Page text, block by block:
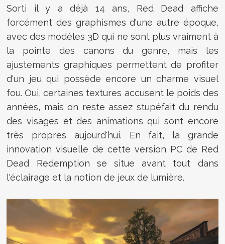
Sorti il y a déjà 14 ans, Red Dead affiche
forcément des graphismes d'une autre époque,
avec des modèles 3D qui ne sont plus vraiment à
la pointe des canons du genre, mais les
ajustements graphiques permettent de profiter
d'un jeu qui possède encore un charme visuel
fou. Oui, certaines textures accusent le poids des
années, mais on reste assez stupéfait du rendu
des visages et des animations qui sont encore
très propres aujourd'hui. En fait, la grande
innovation visuelle de cette version PC de Red
Dead Redemption se situe avant tout dans
l'éclairage et la notion de jeux de lumière.